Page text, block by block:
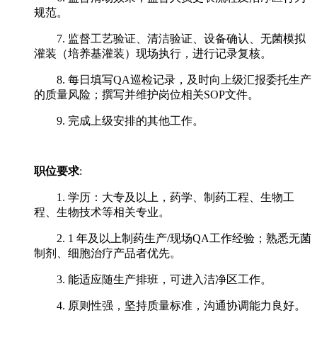
规范。
7. 监督工艺验证、清洁验证、设备确认、无菌模拟
灌装（培养基灌装）现场执行，进行记录复核。
8. 每日填写QA巡检记录，及时向上级汇报委托生产
的质量风险；撰写并维护岗位相关SOP文件。
9. 完成上级安排的其他工作。
职位要求:
1. 学历：大专及以上，药学、制药工程、生物工
程、生物技术等相关专业。
2. 1 年及以上制药生产/现场QA工作经验；熟悉无菌
制剂、细胞治疗产品者优先。
3. 能适应随生产排班，可进入洁净区工作。
4. 原则性强，坚持质量标准，沟通协调能力良好。